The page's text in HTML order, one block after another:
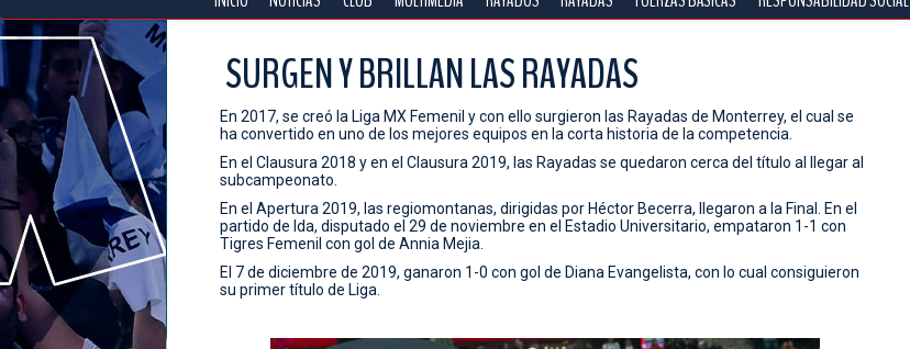
SURGEN Y BRILLAN LAS RAYADAS
En 2017, se creó la Liga MX Femenil y con ello surgieron las Rayadas de Monterrey, el cual se
ha convertido en uno de los mejores equipos en la corta historia de la competencia.
En el Clausura 2018 y en el Clausura 2019, las Rayadas se quedaron cerca del título al llegar al
subcampeonato.
En el Apertura 2019, las regiomontanas, dirigidas por Héctor Becerra, llegaron a la Final. En el
partido de Ida, disputado el 29 de noviembre en el Estadio Universitario, empataron 1-1 con
Tigres Femenil con gol de Annia Mejia.
El 7 de diciembre de 2019, ganaron 1-0 con gol de Diana Evangelista, con lo cual consiguieron
su primer título de Liga.